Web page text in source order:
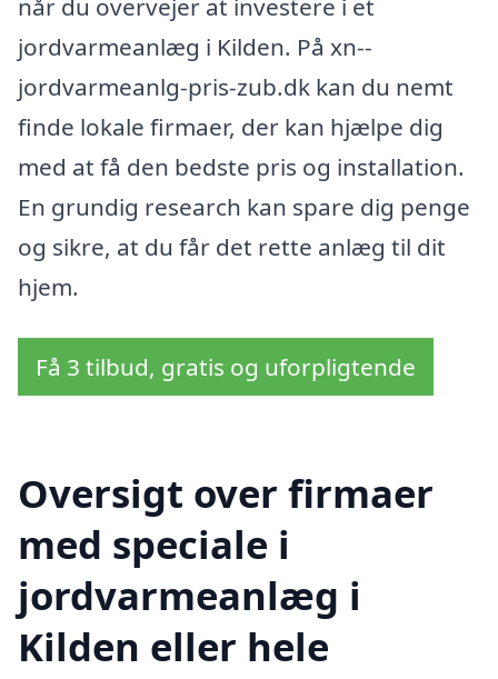
når du overvejer at investere i et
jordvarmeanlæg i Kilden. På xn--
jordvarmeanlg-pris-zub.dk kan du nemt
finde lokale firmaer, der kan hjælpe dig
med at få den bedste pris og installation.
En grundig research kan spare dig penge
og sikre, at du får det rette anlæg til dit
hjem.
Få 3 tilbud, gratis og uforpligtende
Oversigt over firmaer
med speciale i
jordvarmeanlæg i
Kilden eller hele